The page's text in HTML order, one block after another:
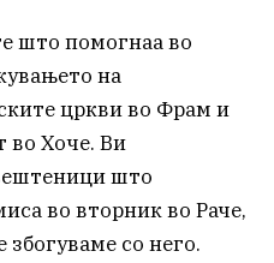
што помогнаа во
на
цркви во Фрам и
во Хоче. Ви
што
во вторник во Раче,
со него.